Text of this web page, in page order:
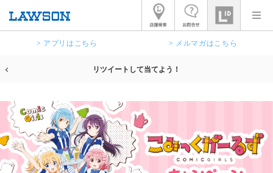
> アプリはこちら > メルマガはこちら
リツイートして当てよう！